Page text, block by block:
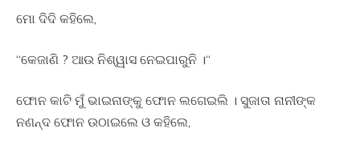
ମୋ ଦିଦି କହିଲେ,
“କେଜାଣି ? ଆଉ ନିଶ୍ୱାସ ନେଇପାରୁନି ।“
ଫୋନ କାଟି ମୁଁ ଭାଇନାଙ୍କୁ ଫୋନ ଲଗେଇଲି । ସୁଜାତା ନାନୀଙ୍କ
ନଣନ୍ଦ ଫୋନ ଉଠାଇଲେ ଓ କହିଲେ,